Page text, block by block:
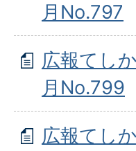
月No.797
広報てし
月No.799
広報てし